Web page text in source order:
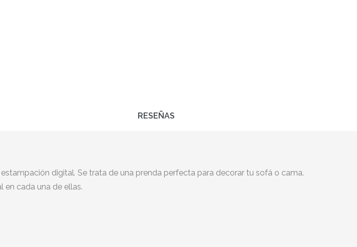
RESEÑAS
digital. Se trata de una prenda perfecta para decorar tu sofá o cama.
en cada una de ellas.